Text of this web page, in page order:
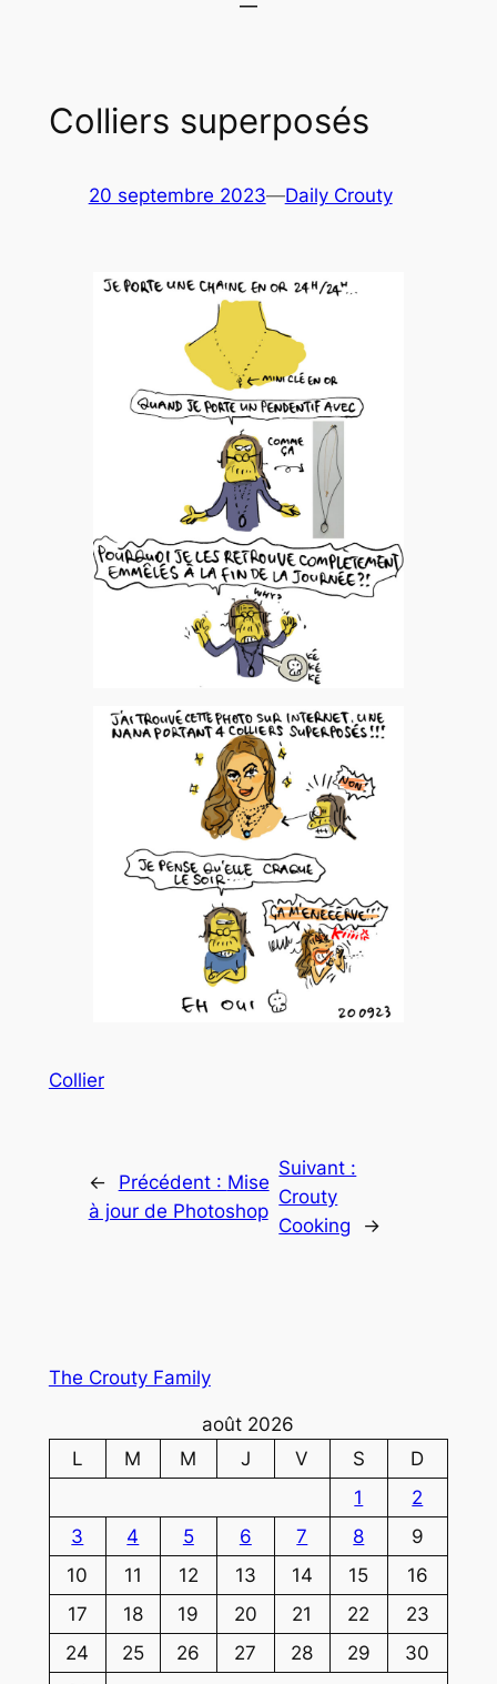
Colliers superposés
20 septembre 2023—Daily Crouty
Collier
← Précédent : Mise
à jour de Photoshop
Suivant :
Crouty
Cooking
→
The Crouty Family
août 2026
L
M M J V S
D
1
2
3
4 5 6 7 8
9
10
11 12 13 14 15
16
17
18 19 20 21 22
23
24
25 26 27 28 29
30